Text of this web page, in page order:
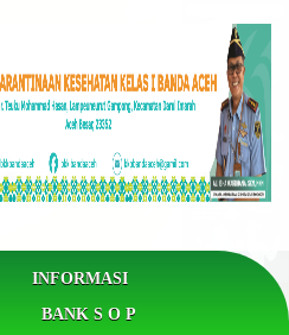
INFORMASI
BANK S O P